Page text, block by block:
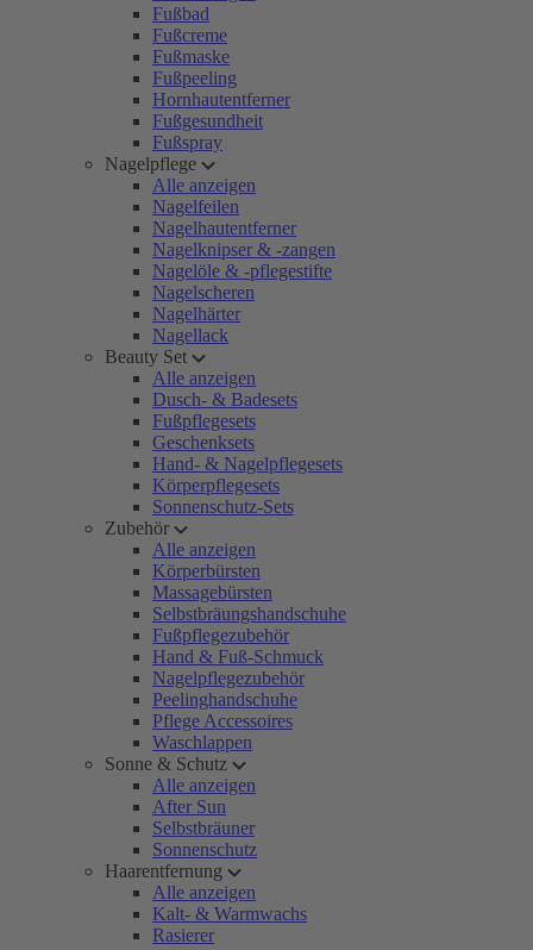
Fußbad
Fußcreme
Fußmaske
Fußpeeling
Hornhautentferner
Fußgesundheit
Fußspray
Nagelpflege
Alle anzeigen
Nagelfeilen
Nagelhautentferner
Nagelknipser & -zangen
Nagelöle & -pflegestifte
Nagelscheren
Nagelhärter
Nagellack
Beauty Set
Alle anzeigen
Dusch- & Badesets
Fußpflegesets
Geschenksets
Hand- & Nagelpflegesets
Körperpflegesets
Sonnenschutz-Sets
Zubehör
Alle anzeigen
Körperbürsten
Massagebürsten
Selbstbräungshandschuhe
Fußpflegezubehör
Hand & Fuß-Schmuck
Nagelpflegezubehör
Peelinghandschuhe
Pflege Accessoires
Waschlappen
Sonne & Schutz
Alle anzeigen
After Sun
Selbstbräuner
Sonnenschutz
Haarentfernung
Alle anzeigen
Kalt- & Warmwachs
Rasierer